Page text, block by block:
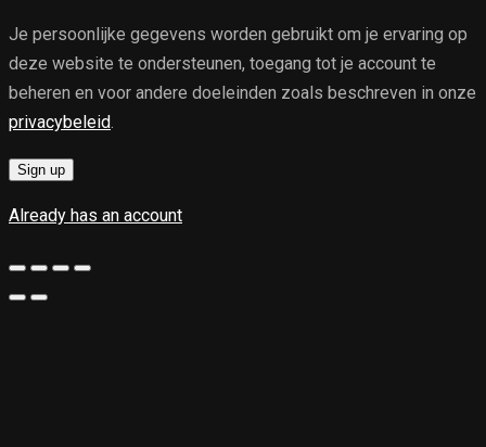
Je persoonlijke gegevens worden gebruikt om je ervaring op
deze website te ondersteunen, toegang tot je account te
beheren en voor andere doeleinden zoals beschreven in onze
privacybeleid.
Sign up
Already has an account